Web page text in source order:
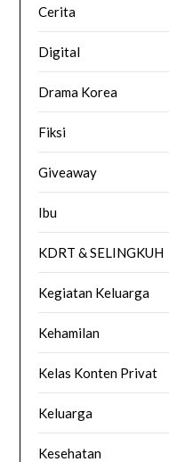
Cerita
Digital
Drama Korea
Fiksi
Giveaway
Ibu
KDRT & SELINGKUH
Kegiatan Keluarga
Kehamilan
Kelas Konten Privat
Keluarga
Kesehatan